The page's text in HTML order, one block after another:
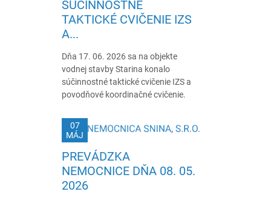
SÚČINNOSTNÉ
TAKTICKÉ CVIČENIE IZS
A...
Dňa 17. 06. 2026 sa na objekte
vodnej stavby Starina konalo
súčinnostné taktické cvičenie IZS a
povodňové koordinačné cvičenie.
07
MÁJ
PREVÁDZKA
NEMOCNICE DŇA 08. 05.
2026